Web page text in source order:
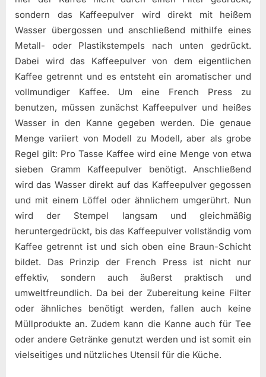
sondern das Kaffeepulver wird direkt mit heißem
Wasser übergossen und anschließend mithilfe eines
Metall- oder Plastikstempels nach unten gedrückt.
Dabei wird das Kaffeepulver von dem eigentlichen
Kaffee getrennt und es entsteht ein aromatischer und
vollmundiger Kaffee. Um eine French Press zu
benutzen, müssen zunächst Kaffeepulver und heißes
Wasser in den Kanne gegeben werden. Die genaue
Menge variiert von Modell zu Modell, aber als grobe
Regel gilt: Pro Tasse Kaffee wird eine Menge von etwa
sieben Gramm Kaffeepulver benötigt. Anschließend
wird das Wasser direkt auf das Kaffeepulver gegossen
und mit einem Löffel oder ähnlichem umgerührt. Nun
wird der Stempel langsam und gleichmäßig
heruntergedrückt, bis das Kaffeepulver vollständig vom
Kaffee getrennt ist und sich oben eine Braun-Schicht
bildet. Das Prinzip der French Press ist nicht nur
effektiv, sondern auch äußerst praktisch und
umweltfreundlich. Da bei der Zubereitung keine Filter
oder ähnliches benötigt werden, fallen auch keine
Müllprodukte an. Zudem kann die Kanne auch für Tee
oder andere Getränke genutzt werden und ist somit ein
vielseitiges und nützliches Utensil für die Küche.